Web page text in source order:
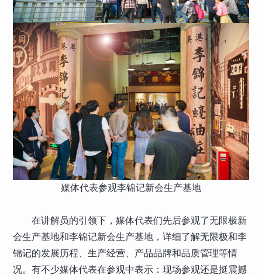
媒体代表参观李锦记新会生产基地
在讲解员的引领下，媒体代表们先后参观了无限极新
会生产基地和李锦记新会生产基地，详细了解无限极和李
锦记的发展历程、生产经营、产品品牌和品质管理等情
况。有不少媒体代表在参观中表示：现场参观还是挺震撼